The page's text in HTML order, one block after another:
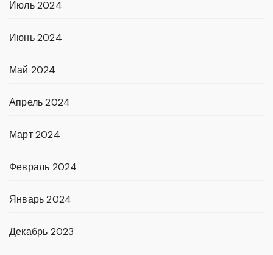
Июль 2024
Июнь 2024
Май 2024
Апрель 2024
Март 2024
Февраль 2024
Январь 2024
Декабрь 2023